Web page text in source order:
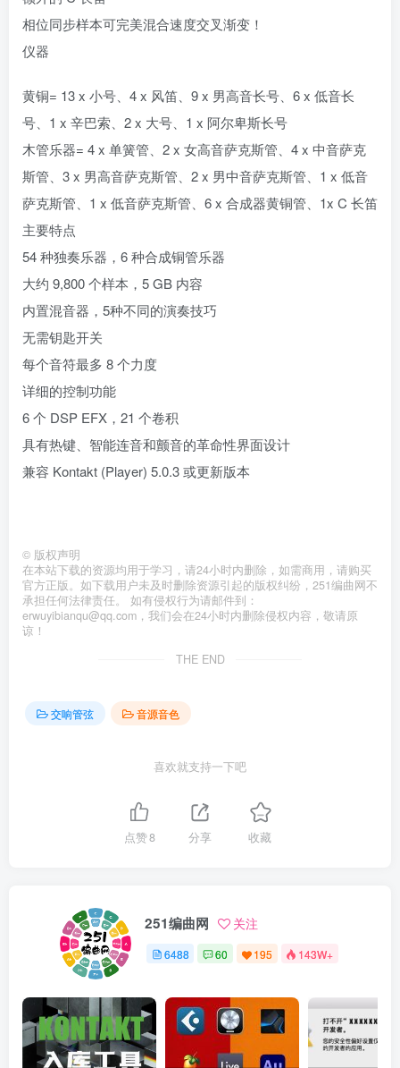
相位同步样本可完美混合速度交叉渐变！
仪器
黄铜= 13 x 小号、4 x 风笛、9 x 男高音长号、6 x 低音长
号、1 x 辛巴索、2 x 大号、1 x 阿尔卑斯长号
木管乐器= 4 x 单簧管、2 x 女高音萨克斯管、4 x 中音萨克
斯管、3 x 男高音萨克斯管、2 x 男中音萨克斯管、1 x 低音
萨克斯管、1 x 低音萨克斯管、6 x 合成器黄铜管、1x C 长笛
主要特点
54 种独奏乐器，6 种合成铜管乐器
大约 9,800 个样本，5 GB 内容
内置混音器，5种不同的演奏技巧
无需钥匙开关
每个音符最多 8 个力度
详细的控制功能
6 个 DSP EFX，21 个卷积
具有热键、智能连音和颤音的革命性界面设计
兼容 Kontakt (Player) 5.0.3 或更新版本
© 版权声明
在本站下载的资源均用于学习，请24小时内删除，如需商用，请购买
官方正版。如下载用户未及时删除资源引起的版权纠纷，251编曲网不
承担任何法律责任。 如有侵权行为请邮件到：
erwuyibianqu@qq.com，我们会在24小时内删除侵权内容，敬请原
谅！
THE END
交响管弦 音源音色
喜欢就支持一下吧
点赞8 分享 收藏
251编曲网 关注
6488 60 195 143W+